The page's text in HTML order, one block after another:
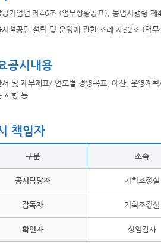
공기업법 제46조 (업무상황공표), 동법시행령
시설공단 설립 및 운영에 관한 조례 제32조 (업무
공시내용
서 및 재무제표/ 연도별 경영목표, 예산, 운영계
사항 등
책임자
구분 소속
공시담당자 기획조정실
감독자 기획조정실
확인자 상임감사